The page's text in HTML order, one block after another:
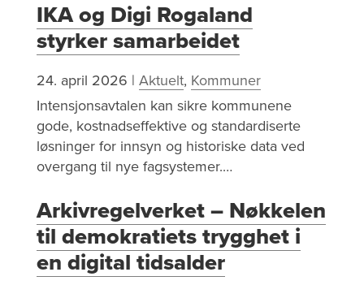
IKA og Digi Rogaland
styrker samarbeidet
24. april 2026 | Aktuelt, Kommuner
Intensjonsavtalen kan sikre kommunene
gode, kostnadseffektive og standardiserte
løsninger for innsyn og historiske data ved
overgang til nye fagsystemer.…
Arkivregelverket – Nøkkelen
til demokratiets trygghet i
en digital tidsalder